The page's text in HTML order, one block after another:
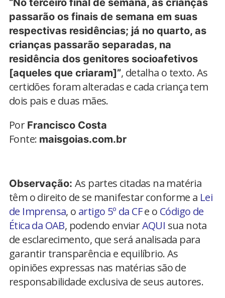
“No terceiro final de semana, as crianças
passarão os finais de semana em suas
respectivas residências; já no quarto, as
crianças passarão separadas, na
residência dos genitores socioafetivos
[aqueles que criaram]”, detalha o texto. As
certidões foram alteradas e cada criança tem
dois pais e duas mães.
Por Francisco Costa
Fonte: maisgoias.com.br
Observação: As partes citadas na matéria
têm o direito de se manifestar conforme a Lei
de Imprensa, o artigo 5º da CFe o Código de
Ética da OAB, podendo enviarAQUI sua nota
de esclarecimento, que será analisada para
garantir transparência e equilíbrio. As
opiniões expressas nas matérias são de
responsabilidade exclusiva de seus autores.